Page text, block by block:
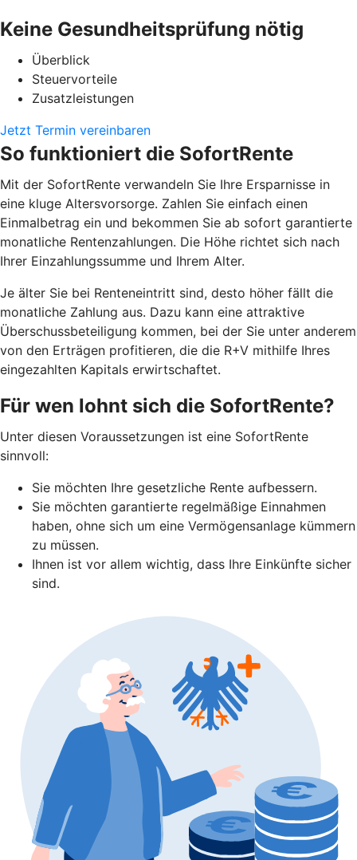
Keine Gesundheitsprüfung nötig
Überblick
Steuervorteile
Zusatzleistungen
Jetzt Termin vereinbaren
So funktioniert die SofortRente
Mit der SofortRente verwandeln Sie Ihre Ersparnisse in
eine kluge Altersvorsorge. Zahlen Sie einfach einen
Einmalbetrag ein und bekommen Sie ab sofort garantierte
monatliche Rentenzahlungen. Die Höhe richtet sich nach
Ihrer Einzahlungssumme und Ihrem Alter.
Je älter Sie bei Renteneintritt sind, desto höher fällt die
monatliche Zahlung aus. Dazu kann eine attraktive
Überschussbeteiligung kommen, bei der Sie unter anderem
von den Erträgen profitieren, die die R+V mithilfe Ihres
eingezahlten Kapitals erwirtschaftet.
Für wen lohnt sich die SofortRente?
Unter diesen Voraussetzungen ist eine SofortRente
sinnvoll:
Sie möchten Ihre gesetzliche Rente aufbessern.
Sie möchten garantierte regelmäßige Einnahmen
haben, ohne sich um eine Vermögensanlage kümmern
zu müssen.
Ihnen ist vor allem wichtig, dass Ihre Einkünfte sicher
sind.